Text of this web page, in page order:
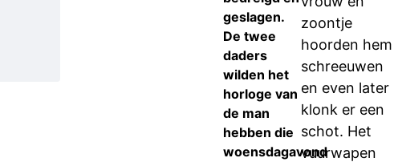
geslagen.
De twee
daders
wilden het
horloge van
de man
hebben die
woensdagavond
zoontje
hoorden hem
schreeuwen
en even later
klonk er een
schot. Het
vuurwapen